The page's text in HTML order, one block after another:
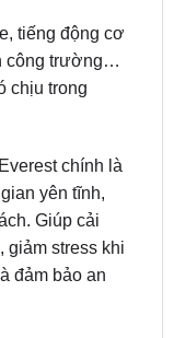
tiếng động cơ
công trường…
chịu trong
chính là
yên tĩnh,
Giúp cải
giảm stress khi
đảm bảo an